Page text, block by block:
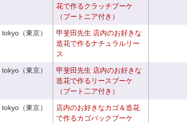
花で作るクラッチブーケ
（ブートニア付き）
（東京）
甲斐田先生 店内のお好きな
造花で作るナチュラルリー
ス
（東京）
甲斐田先生 店内のお好きな
造花で作るリースブーケ
（ブート二ア付き）
（東京）
店内のお好きなカゴ＆造花
で作るカゴバックブーケ